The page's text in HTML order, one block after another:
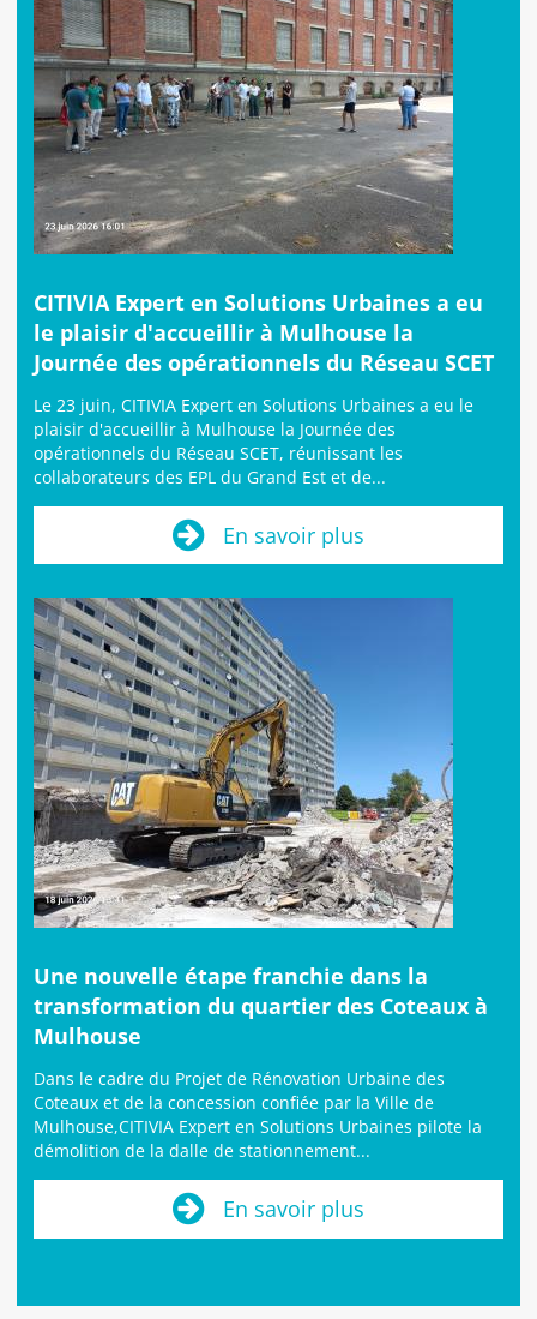
CITIVIA Expert en Solutions Urbaines a eu
le plaisir d'accueillir à Mulhouse la
Journée des opérationnels du Réseau SCET
Le 23 juin, CITIVIA Expert en Solutions Urbaines a eu le
plaisir d'accueillir à Mulhouse la Journée des
opérationnels du Réseau SCET, réunissant les
collaborateurs des EPL du Grand Est et de...
En savoir plus
Une nouvelle étape franchie dans la
transformation du quartier des Coteaux à
Mulhouse
Dans le cadre du Projet de Rénovation Urbaine des
Coteaux et de la concession confiée par la Ville de
Mulhouse,CITIVIA Expert en Solutions Urbaines pilote la
démolition de la dalle de stationnement...
En savoir plus